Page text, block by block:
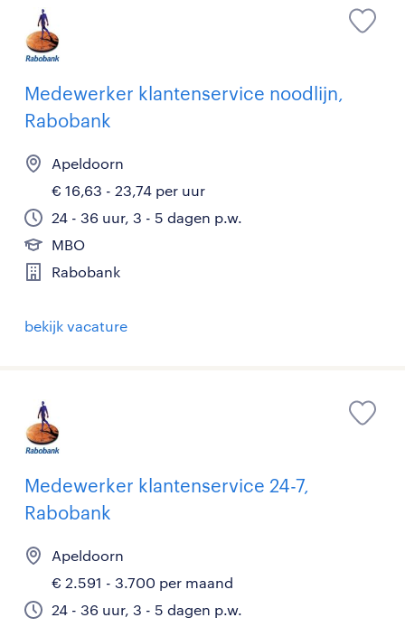
Medewerker klantenservice noodlijn,
Rabobank
Apeldoorn
€ 16,63 - 23,74 per uur
24 - 36 uur, 3 - 5 dagen p.w.
MBO
Rabobank
bekijk vacature
Medewerker klantenservice 24-7,
Rabobank
Apeldoorn
€ 2.591 - 3.700 per maand
24 - 36 uur, 3 - 5 dagen p.w.